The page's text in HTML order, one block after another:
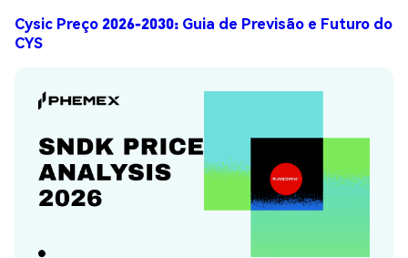
Cysic Preço 2026-2030: Guia de Previsão e Futuro do
CYS